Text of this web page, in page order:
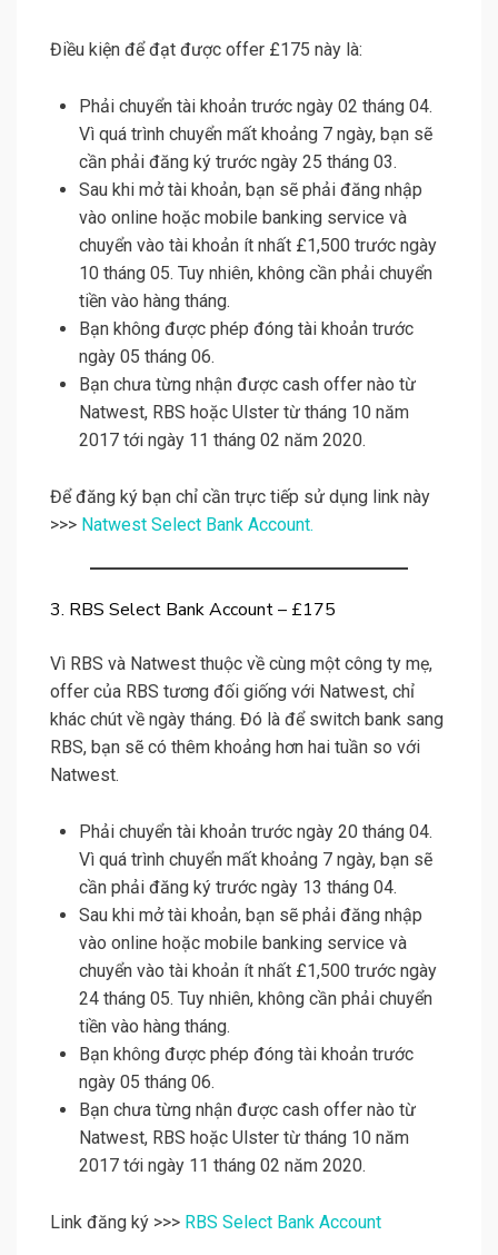
Điều kiện để đạt được offer £175 này là:
Phải chuyển tài khoản trước ngày 02 tháng 04.
Vì quá trình chuyển mất khoảng 7 ngày, bạn sẽ
cần phải đăng ký trước ngày 25 tháng 03.
Sau khi mở tài khoản, bạn sẽ phải đăng nhập
vào online hoặc mobile banking service và
chuyển vào tài khoản ít nhất £1,500 trước ngày
10 tháng 05. Tuy nhiên, không cần phải chuyển
tiền vào hàng tháng.
Bạn không được phép đóng tài khoản trước
ngày 05 tháng 06.
Bạn chưa từng nhận được cash offer nào từ
Natwest, RBS hoặc Ulster từ tháng 10 năm
2017 tới ngày 11 tháng 02 năm 2020.
Để đăng ký bạn chỉ cần trực tiếp sử dụng link này
>>> Natwest Select Bank Account.
3. RBS Select Bank Account – £175
Vì RBS và Natwest thuộc về cùng một công ty mẹ,
offer của RBS tương đối giống với Natwest, chỉ
khác chút về ngày tháng. Đó là để switch bank sang
RBS, bạn sẽ có thêm khoảng hơn hai tuần so với
Natwest.
Phải chuyển tài khoản trước ngày 20 tháng 04.
Vì quá trình chuyển mất khoảng 7 ngày, bạn sẽ
cần phải đăng ký trước ngày 13 tháng 04.
Sau khi mở tài khoản, bạn sẽ phải đăng nhập
vào online hoặc mobile banking service và
chuyển vào tài khoản ít nhất £1,500 trước ngày
24 tháng 05. Tuy nhiên, không cần phải chuyển
tiền vào hàng tháng.
Bạn không được phép đóng tài khoản trước
ngày 05 tháng 06.
Bạn chưa từng nhận được cash offer nào từ
Natwest, RBS hoặc Ulster từ tháng 10 năm
2017 tới ngày 11 tháng 02 năm 2020.
Link đăng ký >>> RBS Select Bank Account